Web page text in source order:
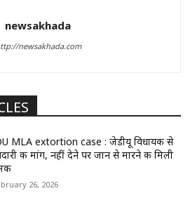
newsakhada
newsakhada.com
MLA extortion case : जेडीयू विधायक से
की मांग, नहीं देने पर जान से मारने की मिली
26, 2026